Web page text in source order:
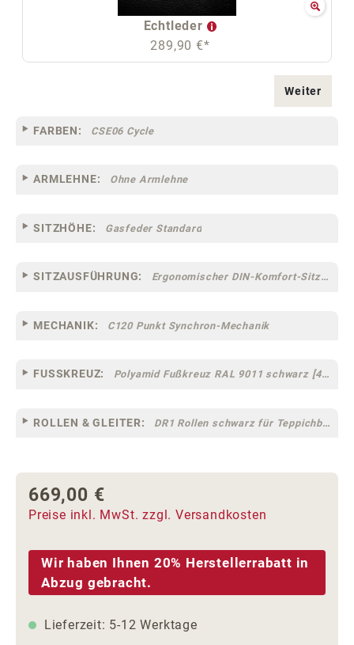
Echtleder
289,90 €*
Weiter
FARBEN: CSE06 Cycle
ARMLEHNE: Ohne Armlehne
SITZHÖHE: Gasfeder Standard
SITZAUSFÜHRUNG: Ergonomischer DIN-Komfort-Sitz [75]
MECHANIK: C120 Punkt Synchron-Mechanik
FUSSKREUZ: Polyamid Fußkreuz RAL 9011 schwarz [44]
ROLLEN & GLEITER: DR1 Rollen schwarz für Teppichböden [10]
Regulärer Preis:
669,00 €
Preise inkl. MwSt. zzgl. Versandkosten
Wir haben Ihnen 20% Herstellerrabatt in
Abzug gebracht.
Lieferzeit: 5-12 Werktage